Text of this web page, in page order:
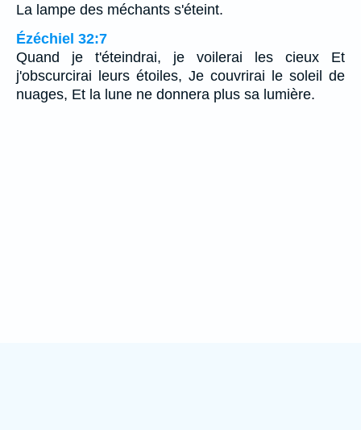
La lampe des méchants s'éteint.
Ézéchiel 32:7
Quand je t'éteindrai, je voilerai les cieux Et
j'obscurcirai leurs étoiles, Je couvrirai le soleil de
nuages, Et la lune ne donnera plus sa lumière.